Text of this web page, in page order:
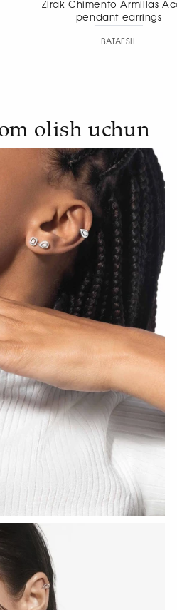
Acqua
Zirak
olish uchun